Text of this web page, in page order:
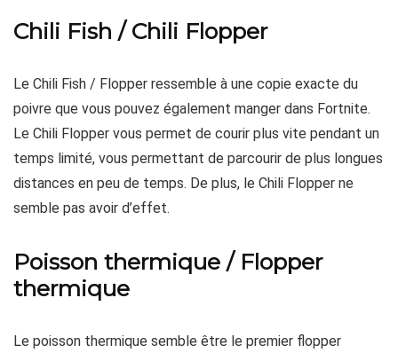
Chili Fish / Chili Flopper
Le Chili Fish / Flopper ressemble à une copie exacte du
poivre que vous pouvez également manger dans Fortnite.
Le Chili Flopper vous permet de courir plus vite pendant un
temps limité, vous permettant de parcourir de plus longues
distances en peu de temps. De plus, le Chili Flopper ne
semble pas avoir d’effet.
Poisson thermique / Flopper
thermique
Le poisson thermique semble être le premier flopper